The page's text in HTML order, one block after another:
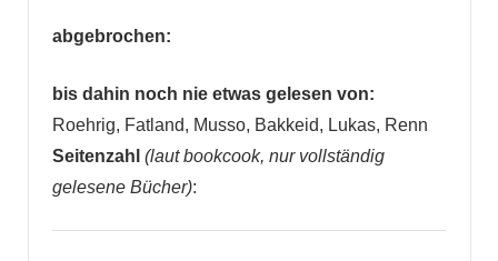
abgebrochen:
bis dahin noch nie etwas gelesen von:
Roehrig, Fatland, Musso, Bakkeid, Lukas, Renn
Seitenzahl (laut bookcook, nur vollständig
gelesene Bücher):